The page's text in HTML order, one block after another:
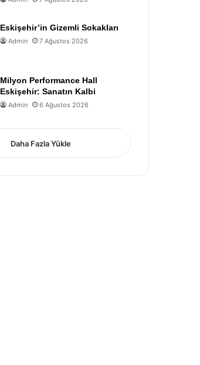
Eskişehir’in Gizemli Sokakları
Admin 7 Ağustos 2026
Milyon Performance Hall
Eskişehir: Sanatın Kalbi
Admin 6 Ağustos 2026
Daha Fazla Yükle